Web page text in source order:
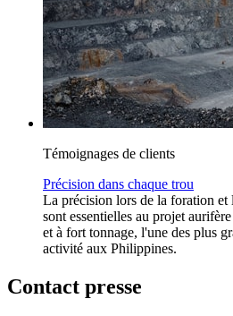
Témoignages de clients
Précision dans chaque trou
La précision lors de la foration
sont essentielles au projet
et à fort tonnage, l'une des plus
activité aux Philippines.
Contact presse